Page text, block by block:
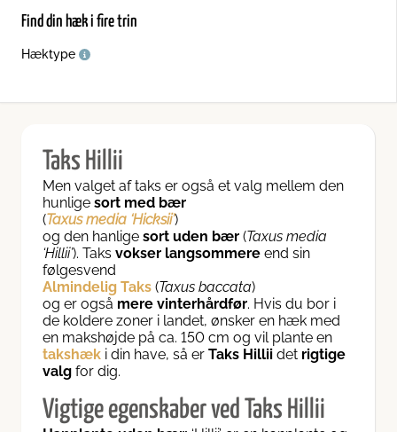
Find din hæk i fire trin
Hæktype
Taks Hillii
Men valget af taks er også et valg mellem den
hunlige sort med bær
(Taxus media ‘Hicksii’)
og den hanlige sort uden bær (Taxus media
‘Hillii’). Taks vokser langsommere end sin
følgesvend
Almindelig Taks (Taxus baccata)
og er også mere vinterhårdfør. Hvis du bor i
de koldere zoner i landet, ønsker en hæk med
en makshøjde på ca. 150 cm og vil plante en
takshæk i din have, så er Taks Hillii det rigtige
valg for dig.
Vigtige egenskaber ved Taks Hillii